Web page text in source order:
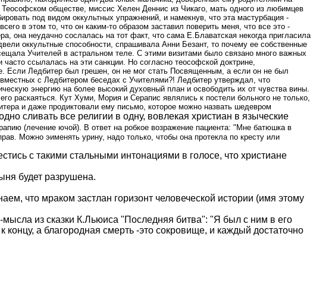
обществе, миссис Хелен Деннис из Чикаго, мать одного из любимцев
под видом оккультных упражнений, и намекнув, что эта мастурбация -
в этом то, что он каким-то образом заставил поверить меня, что все это -
она неудачно сослалась на тот факт, что сама Е.Блаватская некогда пригласила
оккультные способности, спрашивала Анни Безант, то почему ее собственные
Учителей в астральном теле. С этими визитами было связано много важных
ссылалась на эти санкции. Но согласно теософской доктрине,
Ледбитер был грешен, он не мог стать Посвященным, а если он не был
с Ледбитером беседах с Учителями?! Ледбитер утверждал, что
энергию на более высокий духовный план и освободить их от чувства вины.
раскаяться. Кут Хуми, Мория и Серапис являлись к постели больного не только,
и даже продиктовали ему письмо, которое можно назвать шедевром
сливать все религии в одну, вовлекая христиан в языческие
(лечение ючой). В ответ на робкое возражение пациента: "Мне батюшка в
Можно эименять урину, надо только, чтобы она протекла по кресту или
с такими стальными интонациями в голосе, что христиане
будет разрушена.
что мраком застлан горизонт человеческой истории (имя этому
из сказки К.Льюиса "Последняя битва": "Я был с ним в его
а благородная смерть -это сокровище, и каждый достаточно